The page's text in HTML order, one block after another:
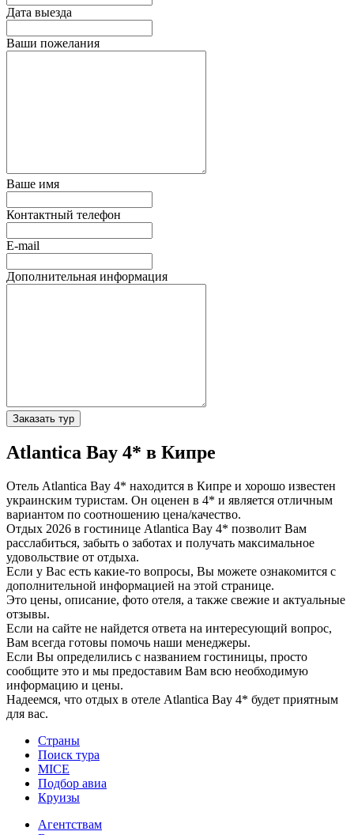
Дата выезда
Ваши пожелания
Ваше имя
Контактный телефон
E-mail
Дополнительная информация
Заказать тур
Atlantica Bay 4* в Кипре
Отель Atlantica Bay 4* находится в Кипре и хорошо известен
украинским туристам. Он оценен в 4* и является отличным
вариантом по соотношению цена/качество.
Отдых 2026 в гостинице Atlantica Bay 4* позволит Вам
расслабиться, забыть о заботах и получать максимальное
удовольствие от отдыха.
Если у Вас есть какие-то вопросы, Вы можете ознакомится с
дополнительной информацией на этой странице.
Это цены, описание, фото отеля, а также свежие и актуальные
отзывы.
Если на сайте не найдется ответа на интересующий вопрос,
Вам всегда готовы помочь наши менеджеры.
Если Вы определились с названием гостиницы, просто
сообщите это и мы предоставим Вам всю необходимую
информацию и цены.
Надеемся, что отдых в отеле Atlantica Bay 4* будет приятным
для вас.
Страны
Поиск тура
MICE
Подбор авиа
Круизы
Агентствам